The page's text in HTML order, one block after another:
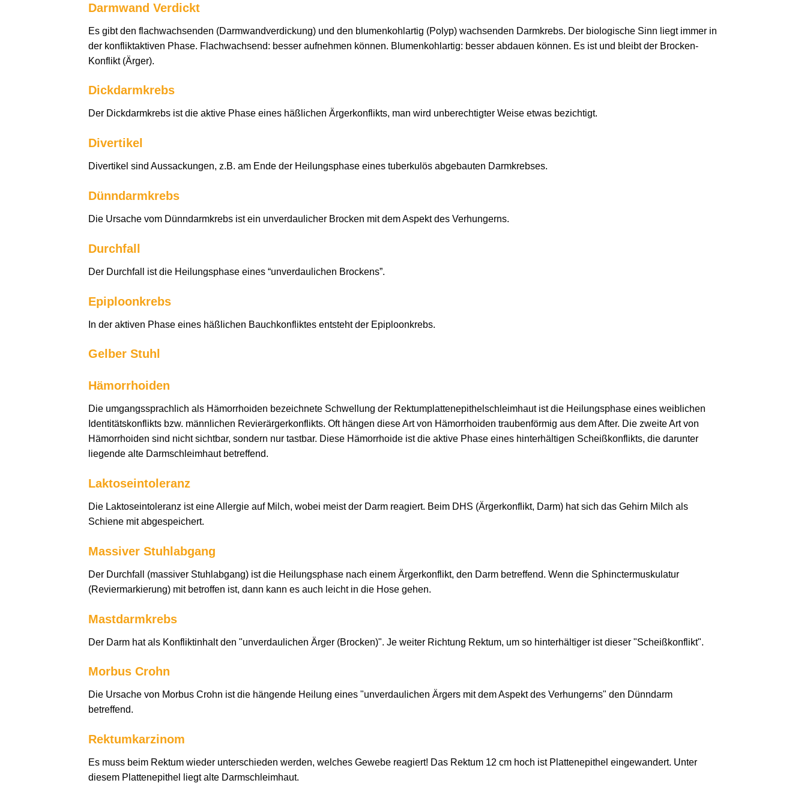
Darmwand Verdickt
Es gibt den flachwachsenden (Darmwandverdickung) und den blumenkohlartig (Polyp) wachsenden Darmkrebs. Der biologische Sinn liegt immer in
der konfliktaktiven Phase. Flachwachsend: besser aufnehmen können. Blumenkohlartig: besser abdauen können. Es ist und bleibt der Brocken-
Konflikt (Ärger).
Dickdarmkrebs
Der Dickdarmkrebs ist die aktive Phase eines häßlichen Ärgerkonflikts, man wird unberechtigter Weise etwas bezichtigt.
Divertikel
Divertikel sind Aussackungen, z.B. am Ende der Heilungsphase eines tuberkulös abgebauten Darmkrebses.
Dünndarmkrebs
Die Ursache vom Dünndarmkrebs ist ein unverdaulicher Brocken mit dem Aspekt des Verhungerns.
Durchfall
Der Durchfall ist die Heilungsphase eines “unverdaulichen Brockens”.
Epiploonkrebs
In der aktiven Phase eines häßlichen Bauchkonfliktes entsteht der Epiploonkrebs.
Gelber Stuhl
Hämorrhoiden
Die umgangssprachlich als Hämorrhoiden bezeichnete Schwellung der Rektumplattenepithelschleimhaut ist die Heilungsphase eines weiblichen
Identitätskonflikts bzw. männlichen Revierärgerkonflikts. Oft hängen diese Art von Hämorrhoiden traubenförmig aus dem After. Die zweite Art von
Hämorrhoiden sind nicht sichtbar, sondern nur tastbar. Diese Hämorrhoide ist die aktive Phase eines hinterhältigen Scheißkonflikts, die darunter
liegende alte Darmschleimhaut betreffend.
Laktoseintoleranz
Die Laktoseintoleranz ist eine Allergie auf Milch, wobei meist der Darm reagiert. Beim DHS (Ärgerkonflikt, Darm) hat sich das Gehirn Milch als
Schiene mit abgespeichert.
Massiver Stuhlabgang
Der Durchfall (massiver Stuhlabgang) ist die Heilungsphase nach einem Ärgerkonflikt, den Darm betreffend. Wenn die Sphinctermuskulatur
(Reviermarkierung) mit betroffen ist, dann kann es auch leicht in die Hose gehen.
Mastdarmkrebs
Der Darm hat als Konfliktinhalt den "unverdaulichen Ärger (Brocken)". Je weiter Richtung Rektum, um so hinterhältiger ist dieser "Scheißkonflikt".
Morbus Crohn
Die Ursache von Morbus Crohn ist die hängende Heilung eines "unverdaulichen Ärgers mit dem Aspekt des Verhungerns" den Dünndarm
betreffend.
Rektumkarzinom
Es muss beim Rektum wieder unterschieden werden, welches Gewebe reagiert! Das Rektum 12 cm hoch ist Plattenepithel eingewandert. Unter
diesem Plattenepithel liegt alte Darmschleimhaut.